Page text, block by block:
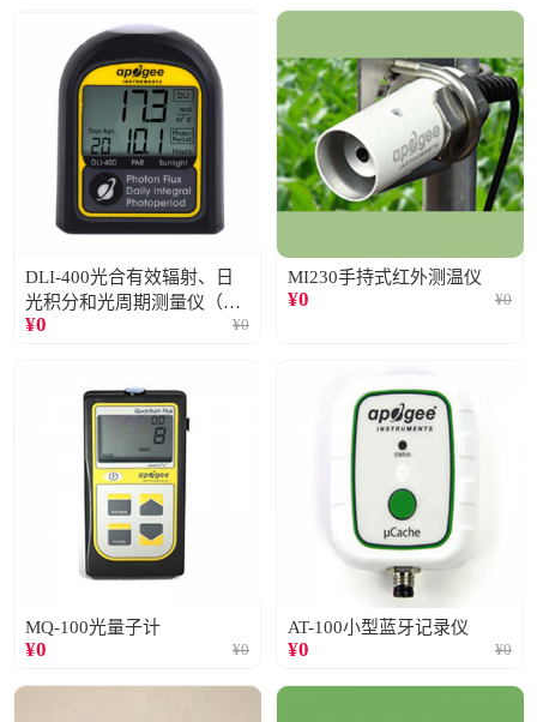
DLI-400光合有效辐射、日
光积分和光周期测量仪（仅
阳光）
¥0 ¥0
MI230手持式红外测温仪
¥0 ¥0
MQ-100光量子计
¥0 ¥0
AT-100小型蓝牙记录仪
¥0 ¥0